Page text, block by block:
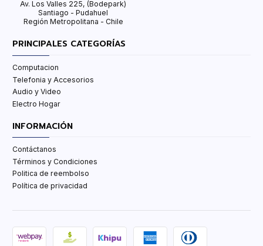
Av. Los Valles 225, (Bodepark)
Santiago - Pudahuel
Región Metropolitana - Chile
PRINCIPALES CATEGORÍAS
Computacion
Telefonia y Accesorios
Audio y Video
Electro Hogar
INFORMACIÓN
Contáctanos
Términos y Condiciones
Politica de reembolso
Política de privacidad